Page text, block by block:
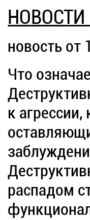
новость от
Что
к
распадом